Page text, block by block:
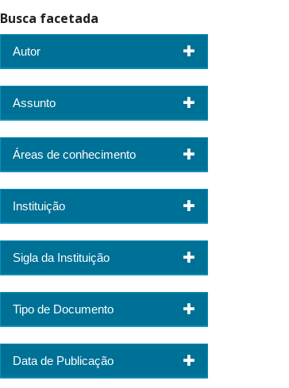
Busca facetada
Autor
Assunto
Áreas de conhecimento
Instituição
Sigla da Instituição
Tipo de Documento
Data de Publicação